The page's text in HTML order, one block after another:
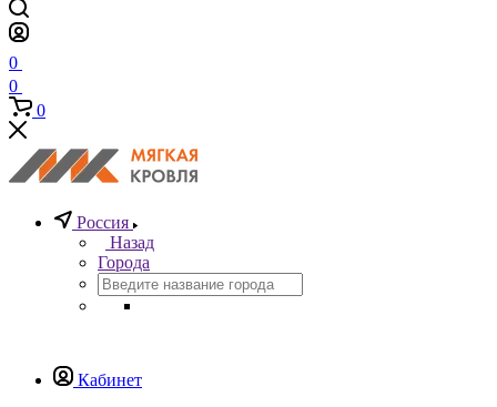
0
0
0
Россия
Назад
Города
Кабинет